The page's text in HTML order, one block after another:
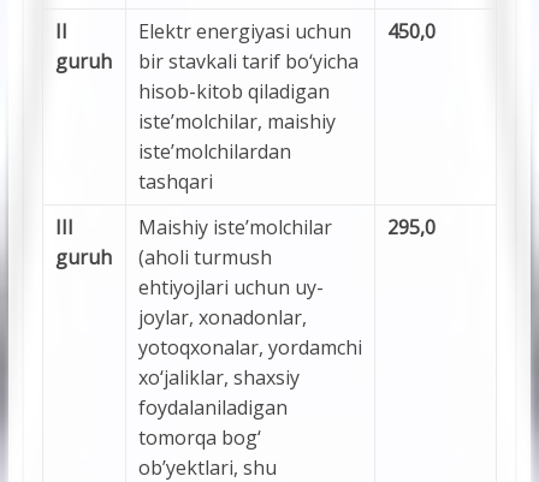
II
guruh
Elektr energiyasi uchun
bir stavkali tarif bo‘yicha
hisob-kitob qiladigan
iste’molchilar, maishiy
iste’molchilardan
tashqari
450,0
III
guruh
Maishiy iste’molchilar
(aholi turmush
ehtiyojlari uchun uy-
joylar, xonadonlar,
yotoqxonalar, yordamchi
xo‘jaliklar, shaxsiy
foydalaniladigan
tomorqa bog‘
ob’yektlari, shu
295,0